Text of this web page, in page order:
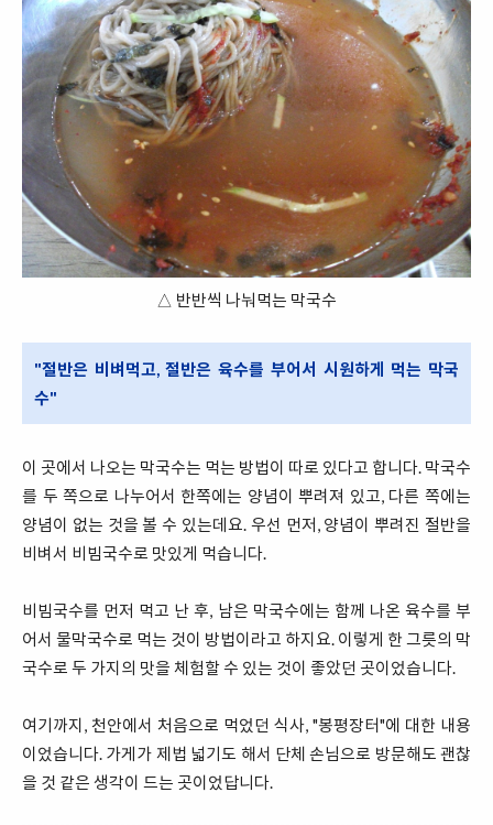
△ 반반씩 나눠먹는 막국수
"절반은 비벼먹고, 절반은 육수를 부어서 시원하게 먹는 막국
수"
이 곳에서 나오는 막국수는 먹는 방법이 따로 있다고 합니다. 막국수
를 두 쪽으로 나누어서 한쪽에는 양념이 뿌려져 있고, 다른 쪽에는
양념이 없는 것을 볼 수 있는데요. 우선 먼저, 양념이 뿌려진 절반을
비벼서 비빔국수로 맛있게 먹습니다.
비빔국수를 먼저 먹고 난 후, 남은 막국수에는 함께 나온 육수를 부
어서 물막국수로 먹는 것이 방법이라고 하지요. 이렇게 한 그릇의 막
국수로 두 가지의 맛을 체험할 수 있는 것이 좋았던 곳이었습니다.
여기까지, 천안에서 처음으로 먹었던 식사, "봉평장터"에 대한 내용
이었습니다. 가게가 제법 넓기도 해서 단체 손님으로 방문해도 괜찮
을 것 같은 생각이 드는 곳이었답니다.